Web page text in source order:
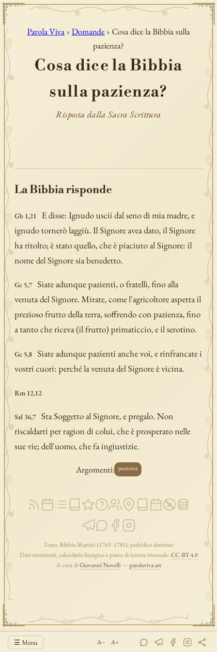
Parola Viva › Domande › Cosa dice la Bibbia sulla
pazienza?
Cosa dice la Bibbia
sulla pazienza?
Risposta dalla Sacra Scrittura
La Bibbia risponde
Gb 1,21
E disse: Ignudo uscii dal seno di mia madre, e
ignudo tornerò laggiù. Il Signore avea dato, il Signore
ha ritolto; è stato quello, che è piaciuto al Signore: il
nome del Signore sia benedetto.
Gc 5,7
Siate adunque pazienti, o fratelli, fino alla
venuta del Signore. Mirate, come l'agricoltore aspetta il
prezioso frutto della terra, soffrendo con pazienza, fino
a tanto che riceva (il frutto) primaticcio, e il serotino.
Gc 5,8
Siate adunque pazienti anche voi, e rinfrancate i
vostri cuori: perché la venuta del Signore è vicina.
Rm 12,12
Sal 36,7
Sta Soggetto al Signore, e pregalo. Non
riscaldarti per ragion di colui, che è prosperato nelle
sue vie; dell'uomo, che fa ingiustizie.
Argomenti: pazienza
Testo: Bibbia Martini (1769–1781), pubblico dominio
Dati strutturati, calendario liturgico e piano di lettura triennale: CC-BY 4.0
A cura diGiovanni Novelli—parolaviva.art
☰ Menu A− A+